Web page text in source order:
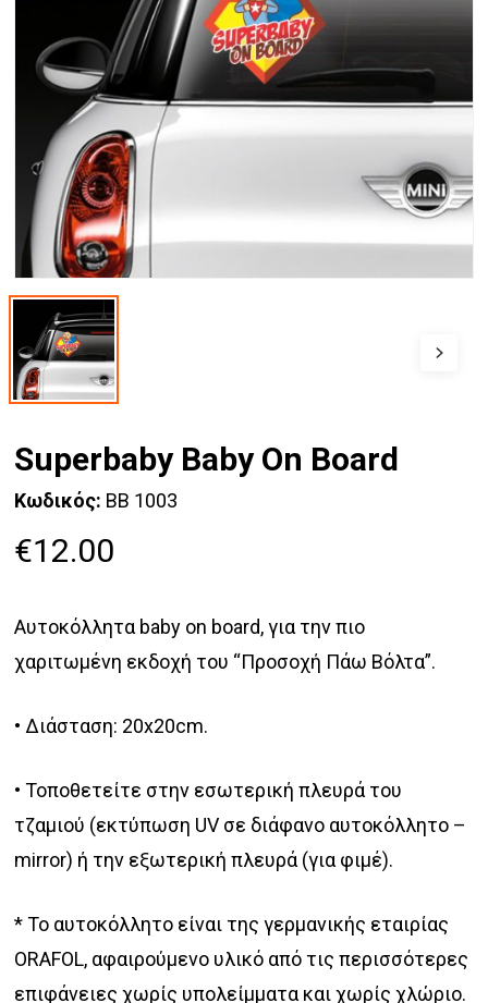
Superbaby Baby On Board
Κωδικός: BB 1003
€12.00
Aυτοκόλλητα baby on board, για την πιο
χαριτωμένη εκδοχή του “Προσοχή Πάω Βόλτα”.
• Διάσταση: 20x20cm.
• Τοποθετείτε στην εσωτερική πλευρά του
τζαμιού (εκτύπωση UV σε διάφανο αυτοκόλλητο –
mirror) ή την εξωτερική πλευρά (για φιμέ).
* Το αυτοκόλλητο είναι της γερμανικής εταιρίας
ORAFOL, αφαιρούμενο υλικό από τις περισσότερες
επιφάνειες χωρίς υπολείμματα και χωρίς χλώριο.